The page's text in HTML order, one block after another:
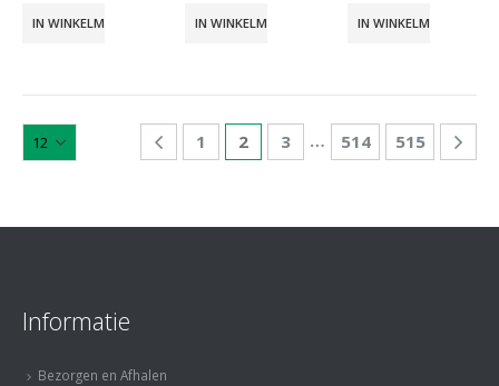
IN WINKELMAND IN WINKELMAND IN WINKELMAND
1 2 3 … 514 515
Informatie
Bezorgen en Afhalen